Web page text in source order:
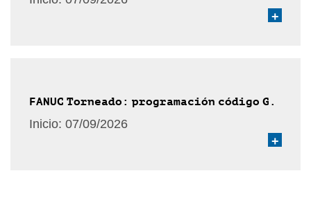
+
FANUC Torneado: programación código G.
Inicio: 07/09/2026
+